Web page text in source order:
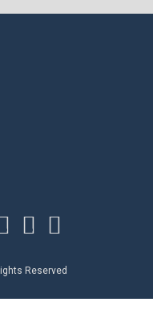
Reserved